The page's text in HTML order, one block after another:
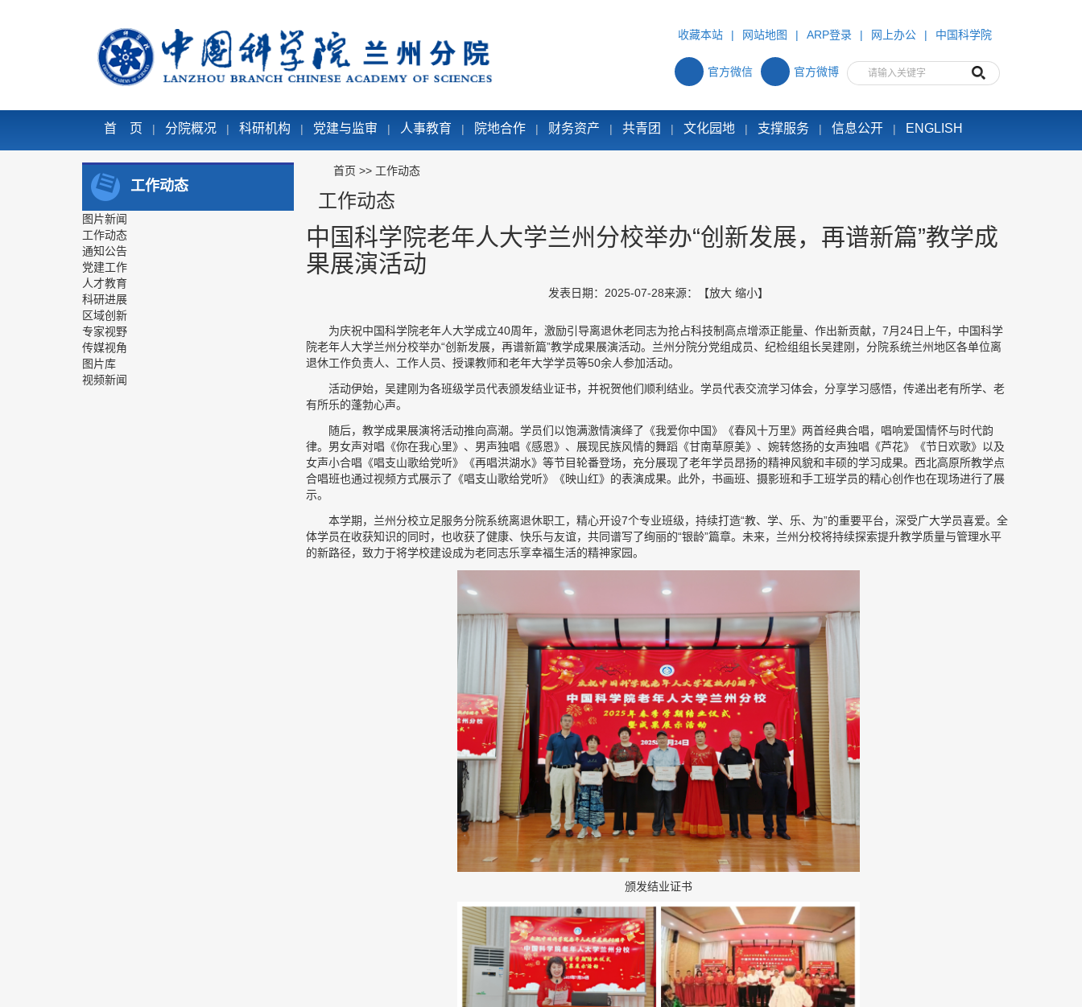
收藏本站 | 网站地图 | ARP登录 | 网上办公 | 中国科学院
官方微信 官方微博
首 页 | 分院概况 | 科研机构 | 党建与监审 | 人事教育 | 院地合作 | 财务资产 | 共青团 | 文化园地 | 支撑服务 | 信息公开 | ENGLISH
工作动态
图片新闻
工作动态
通知公告
党建工作
人才教育
科研进展
区域创新
专家视野
传媒视角
图片库
视频新闻
首页 >> 工作动态
工作动态
中国科学院老年人大学兰州分校举办“创新发展，再谱新篇”教学成
果展演活动
发表日期：2025-07-28来源： 【放大 缩小】
为庆祝中国科学院老年人大学成立40周年，激励引导离退休老同志为抢占科技制高点增添正能量、作出新贡献，7月24日上午，中国科学
院老年人大学兰州分校举办“创新发展，再谱新篇”教学成果展演活动。兰州分院分党组成员、纪检组组长吴建刚，分院系统兰州地区各单位离
退休工作负责人、工作人员、授课教师和老年大学学员等50余人参加活动。
活动伊始，吴建刚为各班级学员代表颁发结业证书，并祝贺他们顺利结业。学员代表交流学习体会，分享学习感悟，传递出老有所学、老
有所乐的蓬勃心声。
随后，教学成果展演将活动推向高潮。学员们以饱满激情演绎了《我爱你中国》《春风十万里》两首经典合唱，唱响爱国情怀与时代韵
律。男女声对唱《你在我心里》、男声独唱《感恩》、展现民族风情的舞蹈《甘南草原美》、婉转悠扬的女声独唱《芦花》《节日欢歌》以及
女声小合唱《唱支山歌给党听》《再唱洪湖水》等节目轮番登场，充分展现了老年学员昂扬的精神风貌和丰硕的学习成果。西北高原所教学点
合唱班也通过视频方式展示了《唱支山歌给党听》《映山红》的表演成果。此外，书画班、摄影班和手工班学员的精心创作也在现场进行了展
示。
本学期，兰州分校立足服务分院系统离退休职工，精心开设7个专业班级，持续打造“教、学、乐、为”的重要平台，深受广大学员喜爱。全
体学员在收获知识的同时，也收获了健康、快乐与友谊，共同谱写了绚丽的“银龄”篇章。未来，兰州分校将持续探索提升教学质量与管理水平
的新路径，致力于将学校建设成为老同志乐享幸福生活的精神家园。
颁发结业证书